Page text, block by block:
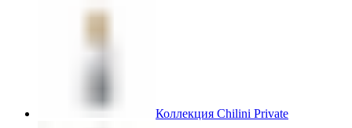
Коллекция Chilini Private